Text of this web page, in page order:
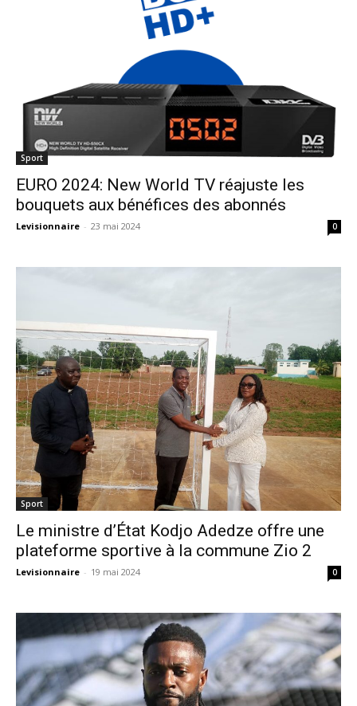
Sport
EURO 2024: New World TV réajuste les
bouquets aux bénéfices des abonnés
Levisionnaire - 23 mai 2024 0
Sport
Le ministre d’État Kodjo Adedze offre une
plateforme sportive à la commune Zio 2
Levisionnaire - 19 mai 2024 0